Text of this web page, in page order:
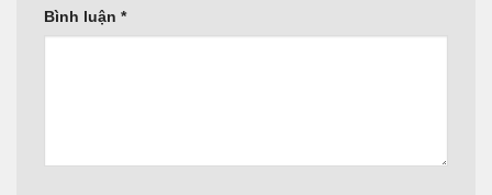
Bình luận *